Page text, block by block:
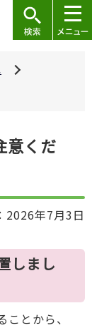
意くだ
2026年7月3日
しまし
とから、